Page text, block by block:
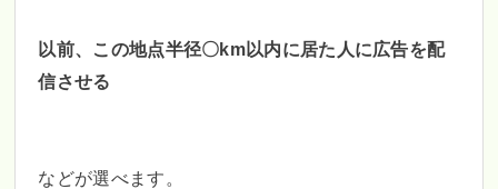
以前、この地点半径〇km以内に居た人に広告を配
信させる
などが選べます。